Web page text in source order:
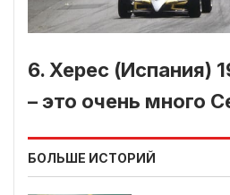
6. Херес (Испания)
– это очень много
БОЛЬШЕ ИСТОРИЙ